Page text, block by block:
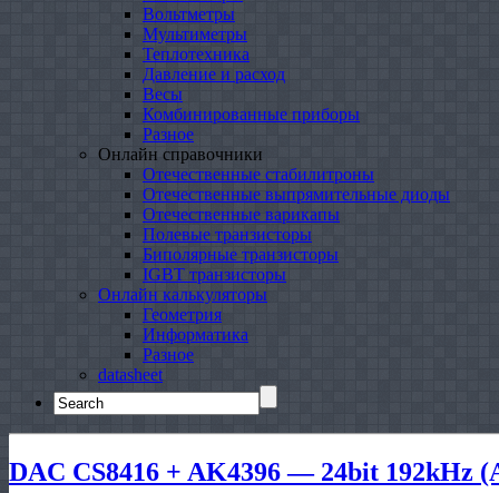
Вольтметры
Мультиметры
Теплотехника
Давление и расход
Весы
Комбинированные приборы
Разное
Онлайн справочники
Отечественные стабилитроны
Отечественные выпрямительные диоды
Отечественные варикапы
Полевые транзисторы
Биполярные транзисторы
IGBT транзисторы
Онлайн калькуляторы
Геометрия
Информатика
Разное
datasheet
Search
for:
DAC CS8416 + AK4396 — 24bit 192kHz